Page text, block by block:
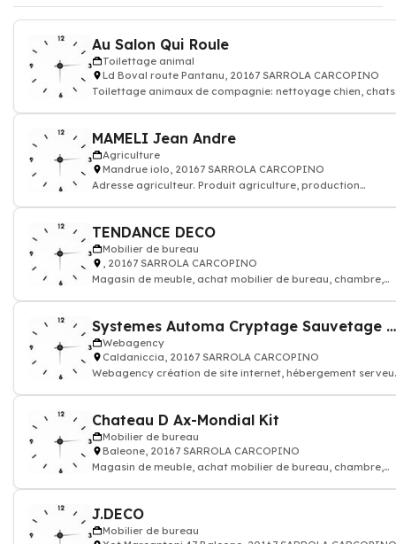
Au Salon Qui Roule
Toilettage animal
Ld Boval route Pantanu, 20167 SARROLA CARCOPINO
Toilettage animaux de compagnie: nettoyage chien, chats
MAMELI Jean Andre
Agriculture
Mandrue iolo, 20167 SARROLA CARCOPINO
Adresse agriculteur. Produit agriculture, production
TENDANCE DECO
Mobilier de bureau
, 20167 SARROLA CARCOPINO
Magasin de meuble, achat mobilier de bureau, chambre,
Systemes Automa Cryptage Sauvetage Ordinateur
Webagency
Caldaniccia, 20167 SARROLA CARCOPINO
Webagency création de site internet, hébergement
Chateau D Ax-Mondial Kit
Mobilier de bureau
Baleone, 20167 SARROLA CARCOPINO
Magasin de meuble, achat mobilier de bureau, chambre,
J.DECO
Mobilier de bureau